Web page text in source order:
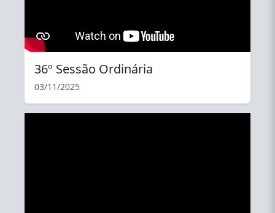
36º Sessão Ordinária
03/11/2025